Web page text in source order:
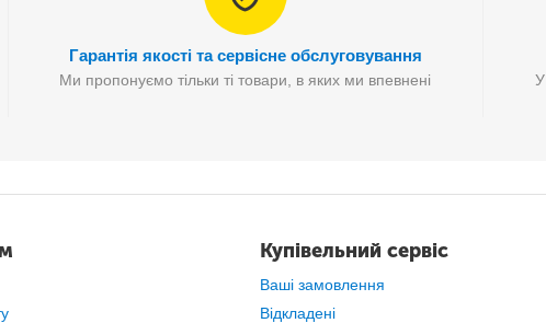
18 мм, кольорового фронтального табло індикатора (з вбудованим
Гарантія якості та сервісне обслуговування
Ми пропонуємо тільки ті товари, в яких ми впевнені
Купівельний сервіс
Ваші замовлення
Відкладені